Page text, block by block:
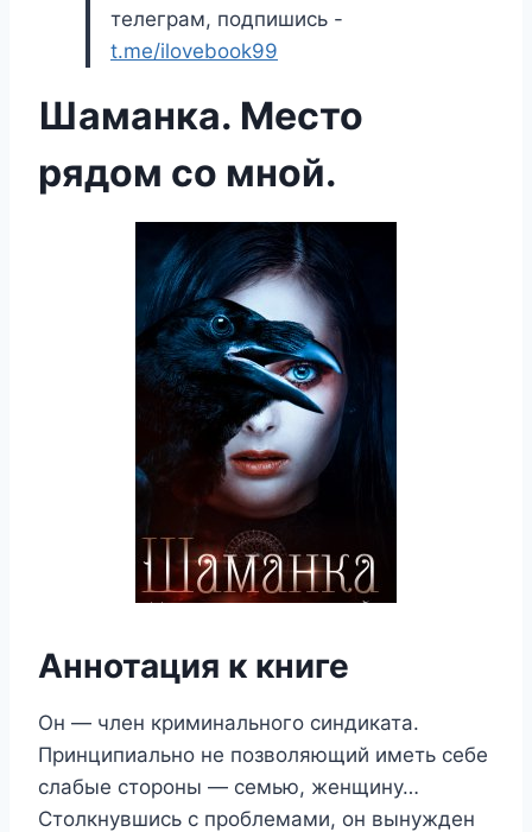
телеграм, подпишись -
t.me/ilovebook99
Шаманка. Место
рядом со мной.
Аннотация к книге
Он — член криминального синдиката.
Принципиально не позволяющий иметь себе
слабые стороны — семью, женщину…
Столкнувшись с проблемами, он вынужден